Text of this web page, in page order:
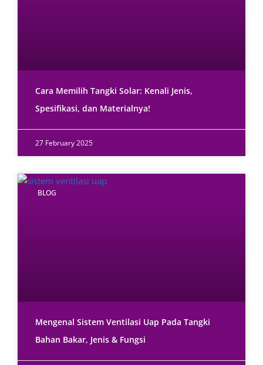
Cara Memilih Tangki Solar: Kenali Jenis,
Spesifikasi, dan Materialnya!
27 February 2025
BLOG
Mengenal Sistem Ventilasi Uap Pada Tangki
Bahan Bakar, Jenis & Fungsi